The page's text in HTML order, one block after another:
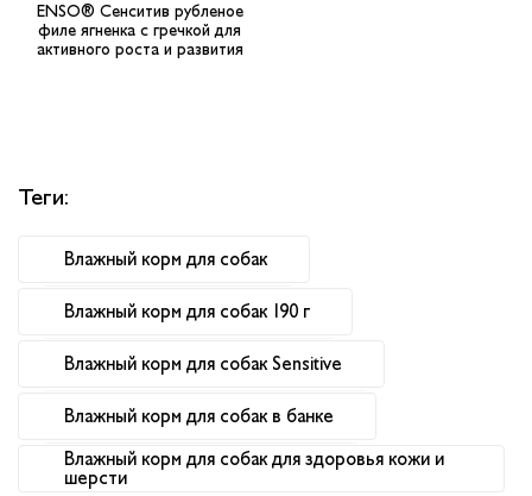
ENSO® Сенситив рубленое
филе ягненка с гречкой для
активного роста и развития
Теги:
Влажный корм для собак
Влажный корм для собак 190 г
Влажный корм для собак Sensitive
Влажный корм для собак в банке
Влажный корм для собак для здоровья кожи и
шерсти